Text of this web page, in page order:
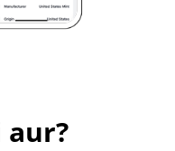
aur?